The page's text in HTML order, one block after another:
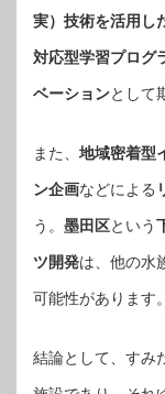
実）技術を活用し
対応型学習プログ
ベーションとして
また、 地域密着型
ン企画などによる
う。 墨田区という
ツ開発は、他の水
可能性があります。
結論として、すみ